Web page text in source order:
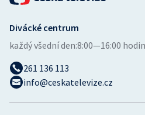
Ostatní
Divácké centrum
každý všední den:8:00—16:00 hodin
261 136 113
info@ceskatelevize.cz